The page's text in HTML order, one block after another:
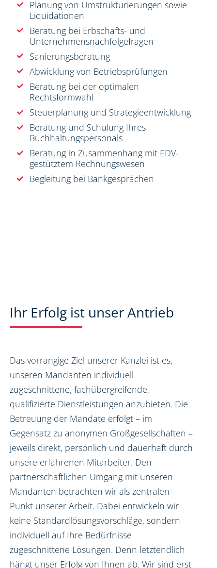
Planung von Umstrukturierungen sowie
Liquidationen
Beratung bei Erbschafts- und
Unternehmensnachfolgefragen
Sanierungsberatung
Abwicklung von Betriebsprüfungen
Beratung bei der optimalen
Rechtsformwahl
Steuerplanung und Strategieentwicklung
Beratung und Schulung Ihres
Buchhaltungspersonals
Beratung in Zusammenhang mit EDV-
gestütztem Rechnungswesen
Begleitung bei Bankgesprächen
Ihr Erfolg ist unser Antrieb
Das vorrangige Ziel unserer Kanzlei ist es,
unseren Mandanten individuell
zugeschnittene, fachübergreifende,
qualifizierte Dienstleistungen anzubieten. Die
Betreuung der Mandate erfolgt – im
Gegensatz zu anonymen Großgesellschaften –
jeweils direkt, persönlich und dauerhaft durch
unsere erfahrenen Mitarbeiter. Den
partnerschaftlichen Umgang mit unseren
Mandanten betrachten wir als zentralen
Punkt unserer Arbeit. Dabei entwickeln wir
keine Standardlösungsvorschläge, sondern
individuell auf Ihre Bedürfnisse
zugeschnittene Lösungen. Denn letztendlich
hängt unser Erfolg von Ihnen ab. Wir sind erst